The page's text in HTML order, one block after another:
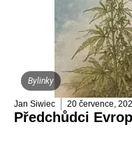
Bylinky
Jan Siwiec 20 července,
Předchůdci